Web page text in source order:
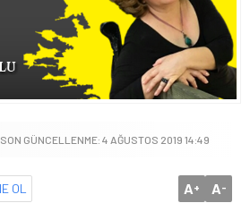
GÜNCELLENME: 4 AĞUSTOS 2019 14:49
OL A+ A-